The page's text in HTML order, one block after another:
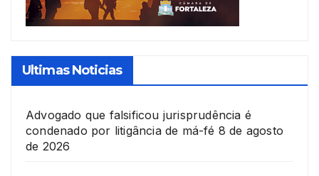
Ultimas Noticias
Advogado que falsificou jurisprudência é
condenado por litigância de má-fé 8 de agosto
de 2026